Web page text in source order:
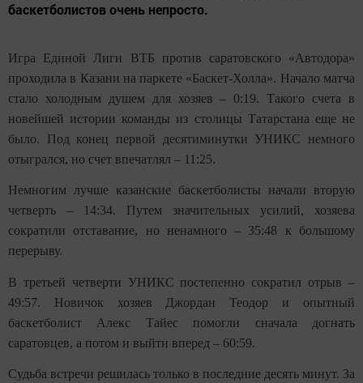
баскетболистов очень непросто.
Игра Единой Лиги ВТБ против саратовского «Автодора»
проходила в Казани на паркете «Баскет-Холла». Начало матча
стало холодным душем для хозяев – 0:19. Такого счета в
новейшей истории команды из столицы Татарстана еще не
было. Под конец первой десятиминутки УНИКС немного
отыгрался, но счет впечатлял – 11:25.
Немногим лучше казанские баскетболисты начали вторую
четверть – 14:34. Путем значительных усилий, хозяева
сократили отставание, но ненамного – 35:48 к большому
перерыву.
В третьей четверти УНИКС постепенно сократил отрыв –
49:57. Новичок хозяев Джордан Теодор и опытный
баскетболист Алекс Тайес помогли сначала догнать
саратовцев, а потом и выйти вперед – 60:59.
Судьба встречи решилась только в последние десять минут. За